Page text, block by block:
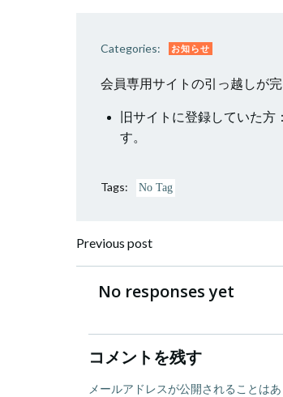
Categories: お知らせ
会員専用サイトの引っ越しが
旧サイトに登録していた
す。
Tags: No Tag
投
稿
ナ
ビ
Previous post
No responses yet
コメントを残す
メールアドレスが公開されることはあ